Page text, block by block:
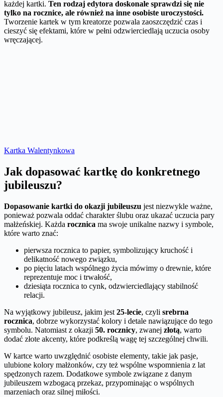
każdej kartki. Ten rodzaj edytora doskonale sprawdzi się nie
tylko na rocznice, ale również na inne osobiste uroczystości.
Tworzenie kartek w tym kreatorze pozwala zaoszczędzić czas i
cieszyć się efektami, które w pełni odzwierciedlają uczucia osoby
wręczającej.
Kartka Walentynkowa
Jak dopasować kartkę do konkretnego
jubileuszu?
Dopasowanie kartki do okazji jubileuszu jest niezwykle ważne,
ponieważ pozwala oddać charakter ślubu oraz ukazać uczucia pary
małżeńskiej. Każda rocznica ma swoje unikalne nazwy i symbole,
które warto znać:
pierwsza rocznica to papier, symbolizujący kruchość i
delikatność nowego związku,
po pięciu latach wspólnego życia mówimy o drewnie, które
reprezentuje moc i trwałość,
dziesiąta rocznica to cynk, odzwierciedlający stabilność
relacji.
Na wyjątkowy jubileusz, jakim jest 25-lecie, czyli srebrna
rocznica, dobrze wykorzystać kolory i detale nawiązujące do tego
symbolu. Natomiast z okazji 50. rocznicy, zwanej złotą, warto
dodać złote akcenty, które podkreślą wagę tej szczególnej chwili.
W kartce warto uwzględnić osobiste elementy, takie jak pasje,
ulubione kolory małżonków, czy też wspólne wspomnienia z lat
spędzonych razem. Dodatkowe symbole związane z danym
jubileuszem wzbogacą przekaz, przypominając o wspólnych
marzeniach oraz silnej miłości.